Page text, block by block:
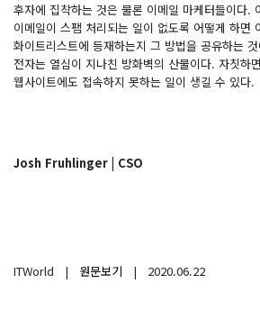
후자에 집착하는 것은 물론 이메일 마케터들이다.
이메일이 스팸 처리되는 일이 없도록 어떻게 하면
화이트리스트에 등재하는지 그 방법을 공유하는
전자는 열심이 지나친 방화벽의 산물이다. 자칫하
웹사이트에도 접속하지 못하는 일이 생길 수 있다.
Josh Fruhlinger | CSO
ITWorld | 원문보기 | 2020.06.22